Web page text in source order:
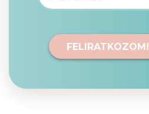
FELIRATKOZOM!